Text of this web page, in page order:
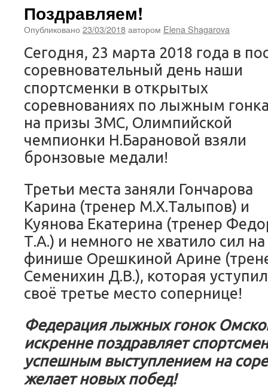
Поздравляем!
Опубликовано 23/03/2018автором Elena Shagarova
Сегодня, 23 марта 2018 года в
соревновательный день наши
спортсменки в открытых
соревнованиях по лыжным
на призы ЗМС, Олимпийской
чемпионки Н.Барановой взяли
бронзовые медали!
Третьи места заняли Гончарова
Карина (тренер М.Х.Талыпов) и
Куянова Екатерина (тренер
Т.А.) и немного не хватило сил на
финише Орешкиной Арине
Семенихин Д.В.), которая
своё третье место сопернице!
Федерация лыжных гонок
искренне поздравляет
успешным выступлением на
желает новых побед!